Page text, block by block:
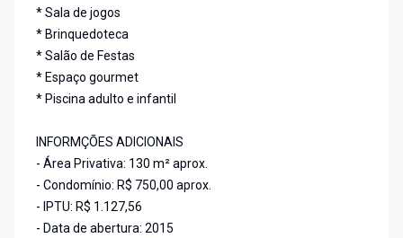
* Sala de jogos
* Brinquedoteca
* Salão de Festas
* Espaço gourmet
* Piscina adulto e infantil
INFORMÇÕES ADICIONAIS
- Área Privativa: 130 m² aprox.
- Condomínio: R$ 750,00 aprox.
- IPTU: R$ 1.127,56
- Data de abertura: 2015